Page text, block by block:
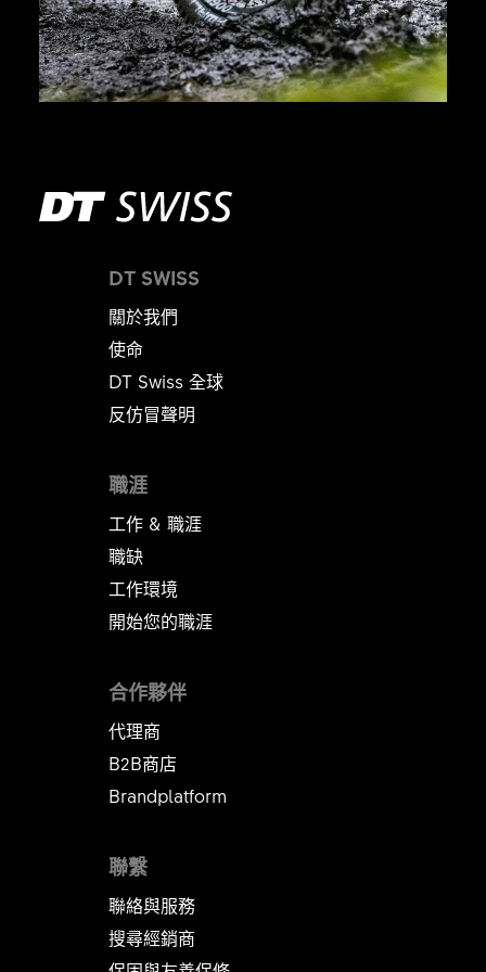
DT SWISS
關於我們
使命
DT Swiss 全球
反仿冒聲明
職涯
工作 & 職涯
職缺
工作環境
開始您的職涯
聯繫
聯絡與服務
搜尋經銷商
合作夥伴
代理商
B2B商店
Brandplatform